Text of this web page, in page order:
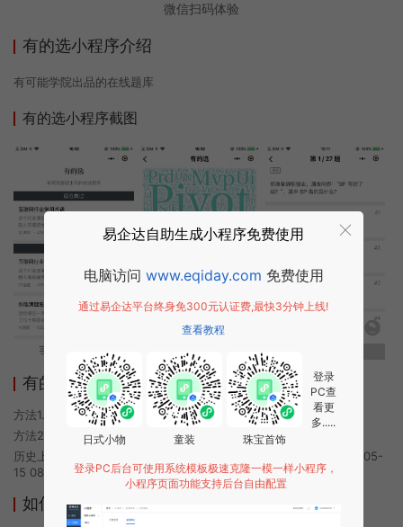
微信扫码体验
有的选小程序介绍
有可能学院出品的在线题库
有的选小程序截图
有的选小程序使用方法
方法1. 使用微信扫描本页面上方二维码进入有的选的小程序
方法2. 在微信中搜索“有的选”即可进入小程序
历史上的今时小程序由有的选团队开发，易企达小程序商店于2022-05-
15 08:36发布
如何开发类似有的选的小程序
易企达自助生成小程序免费使用
电脑访问 www.eqiday.com 免费使用
通过易企达平台终身免300元认证费,最快3分钟上线!
查看教程
日式小物 童装 珠宝首饰
登录
PC查
看更
多.....
登录PC后台可使用系统模板极速克隆一模一样小程序，
小程序页面功能支持后台自由配置